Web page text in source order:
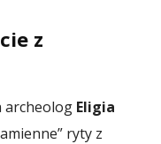
z
archeolog Eligia
ryty z